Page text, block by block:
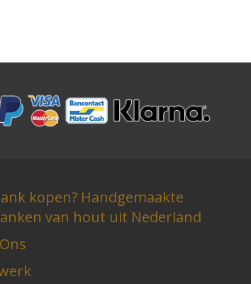
kopen? Handgemaakte
van hout uit Nederland